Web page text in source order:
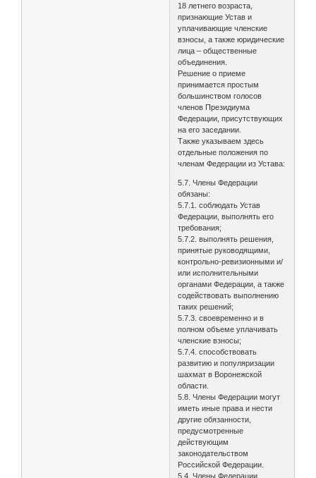
18 летнего возраста,
признающие Устав и
уплачивающие членские
взносы, а также юридические
лица – общественные
объединения.
Решение о приеме
принимается простым
большинством голосов
членов Президиума
Федерации, присутствующих
на его заседании.
Также указываем здесь
отдельные положения по
членам Федерации из Устава:
5.7. Члены Федерации
обязаны:
5.7.1. соблюдать Устав
Федерации, выполнять его
требования;
5.7.2. выполнять решения,
принятые руководящими,
контрольно-ревизионными и/
или исполнительными
органами Федерации, а также
содействовать выполнению
таких решений;
5.7.3. своевременно и в
полном объеме уплачивать
членские взносы;
5.7.4. способствовать
развитию и популяризации
шахмат в Воронежской
области.
5.8. Члены Федерации могут
иметь иные права и нести
другие обязанности,
предусмотренные
действующим
законодательством
Российской Федерации.
5.4. Члены Федерации,